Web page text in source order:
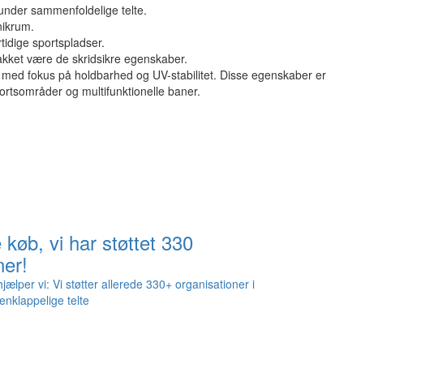
sammenfoldelige telte.
sportspladser.
være de skridsikre egenskaber.
fokus på holdbarhed og UV-stabilitet. Disse egenskaber er
og multifunktionelle baner.
køb, vi har støttet 330